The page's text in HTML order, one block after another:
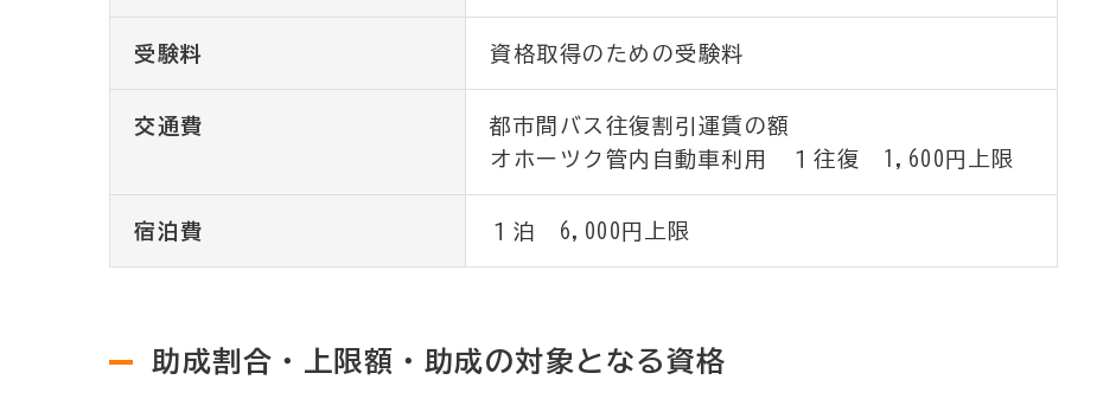
受験料 資格取得のための受験料
交通費
都市間バス往復割引運賃の額
オホーツク管内自動車利用 １往復 1,600円上限
宿泊費 １泊 6,000円上限
助成割合・上限額・助成の対象となる資格